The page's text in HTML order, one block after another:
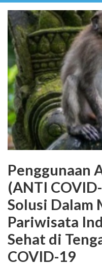
Penggunaan
(ANTI
Solusi Dalam
Pariwisata
Sehat di
COVID-19